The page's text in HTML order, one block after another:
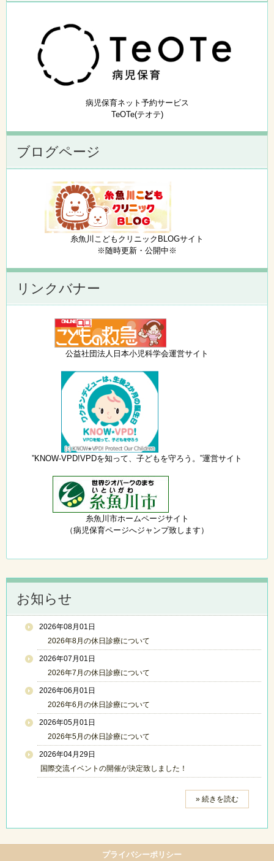
病児保育ネット予約サービス
TeOTe(テオテ)
ブログページ
糸魚川こどもクリニックBLOGサイト
※随時更新・公開中※
リンクバナー
公益社団法人日本小児科学会運営サイト
”KNOW-VPD!VPDを知って、子どもを守ろう。”運営サイト
糸魚川市ホームページサイト
（病児保育ページへジャンプ致します）
お知らせ
2026年08月01日
2026年8月の休日診療について
2026年07月01日
2026年7月の休日診療について
2026年06月01日
2026年6月の休日診療について
2026年05月01日
2026年5月の休日診療について
2026年04月29日
国際交流イベントの開催が決定致しました！
» 続きを読む
プライバシーポリシー